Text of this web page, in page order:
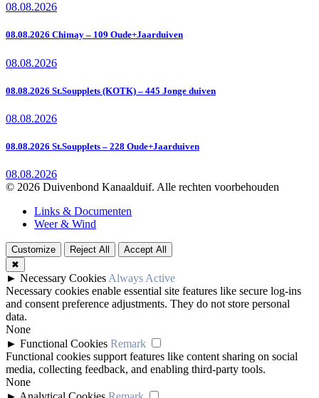
08.08.2026
08.08.2026 Chimay – 109 Oude+Jaarduiven
08.08.2026
08.08.2026 St.Soupplets (KOTK) – 445 Jonge duiven
08.08.2026
08.08.2026 St.Soupplets – 228 Oude+Jaarduiven
08.08.2026
© 2026 Duivenbond Kanaalduif. Alle rechten voorbehouden
Links & Documenten
Weer & Wind
Customize Reject All
Accept All
✖
► Necessary Cookies Always Active
Necessary cookies enable essential site features like secure log-ins
and consent preference adjustments. They do not store personal
data.
None
► Functional Cookies Remark
Functional cookies support features like content sharing on social
media, collecting feedback, and enabling third-party tools.
None